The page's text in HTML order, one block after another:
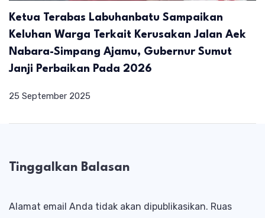
Ketua Terabas Labuhanbatu Sampaikan
Keluhan Warga Terkait Kerusakan Jalan Aek
Nabara-Simpang Ajamu, Gubernur Sumut
Janji Perbaikan Pada 2026
25 September 2025
Tinggalkan Balasan
Alamat email Anda tidak akan dipublikasikan. Ruas